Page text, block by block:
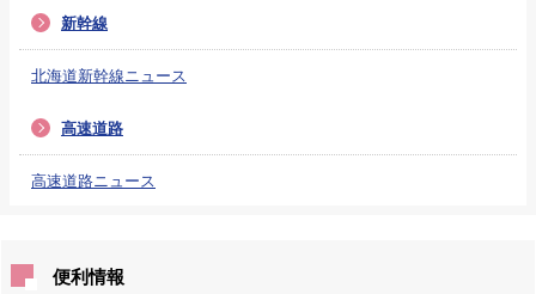
新幹線
北海道新幹線ニュース
高速道路
高速道路ニュース
便利情報